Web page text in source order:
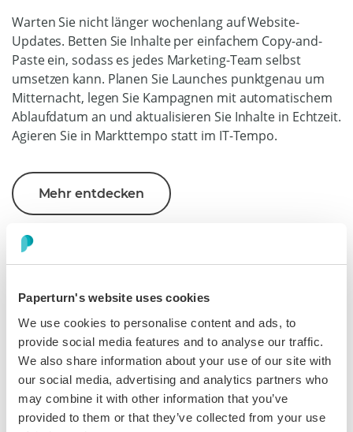
Paperturn's website uses cookies
We use cookies to personalise content and ads, to
provide social media features and to analyse our traffic.
We also share information about your use of our site with
our social media, advertising and analytics partners who
may combine it with other information that you’ve
provided to them or that they’ve collected from your use
Warten Sie nicht länger wochenlang auf Website-
Updates. Betten Sie Inhalte per einfachem Copy-and-
Paste ein, sodass es jedes Marketing-Team selbst
umsetzen kann. Planen Sie Launches punktgenau um
Mitternacht, legen Sie Kampagnen mit automatischem
Ablaufdatum an und aktualisieren Sie Inhalte in Echtzeit.
Agieren Sie in Markttempo statt im IT-Tempo.
Mehr entdecken
Bewahren Sie eine zentrale
Quelle für alle Kanäle